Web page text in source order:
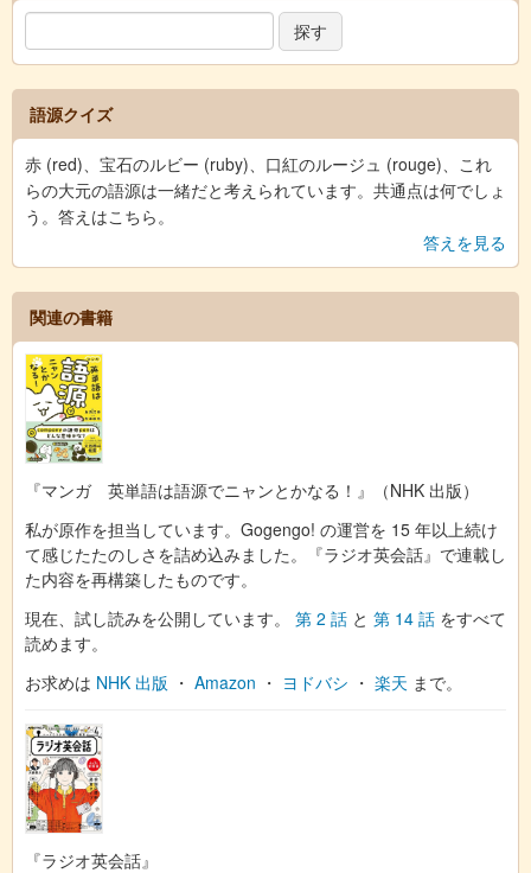
語源クイズ
赤 (red)、宝石のルビー (ruby)、口紅のルージュ (rouge)、これ
らの大元の語源は一緒だと考えられています。共通点は何でしょ
う。答えはこちら。
答えを見る
関連の書籍
『マンガ 英単語は語源でニャンとかなる！』（NHK 出版）
私が原作を担当しています。Gogengo! の運営を 15 年以上続け
て感じたたのしさを詰め込みました。『ラジオ英会話』で連載し
た内容を再構築したものです。
現在、試し読みを公開しています。 第 2 話 と 第 14 話 をすべて
読めます。
お求めは NHK 出版 ・ Amazon ・ ヨドバシ ・ 楽天 まで。
『ラジオ英会話』